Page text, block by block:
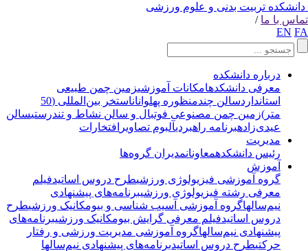
تربیت بدنی و علوم ورزشی
با ما /
EN
درباره دانشکده
معرفی دانشکدهامکانات آموزشیزمین چمن طبیعی
استاندارد سالن چندمنظوره پهلوانان
استخر بین‌المللی (50
متر) زمین چمن مصنوعی فوتبال و سالن نشاط و تندرستیسالن
عیدی‌زادهبرنامه راهبردیآلبوم تصاویرافتخارات
مدیریت
رئیس دانشکدهمعاونانمدیران گروه‌ها
آموزش
گروه آموزشی فیزیولوژی ورزشیطرح دروس اساتیدفیلم
معرفی رشته فیزیولوژی ورزشیبرنامه‌های پیشنهادی
نیم‌سالهاگروه آموزشی آسیب شناسی و بیومکانیک ورزشیطرح
دروس اساتیدفیلم معرفی گرایش بیومکانیک ورزشیبرنامه‌های
پیشنهادی نیم‌سالهاگروه آموزشی مدیریت ورزشی و رفتار
حرکتیطرح دروس اساتیدبرنامه‌های پیشنهادی نیم‌سالها